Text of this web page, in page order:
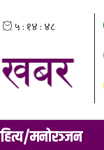
मनोरञ्जन